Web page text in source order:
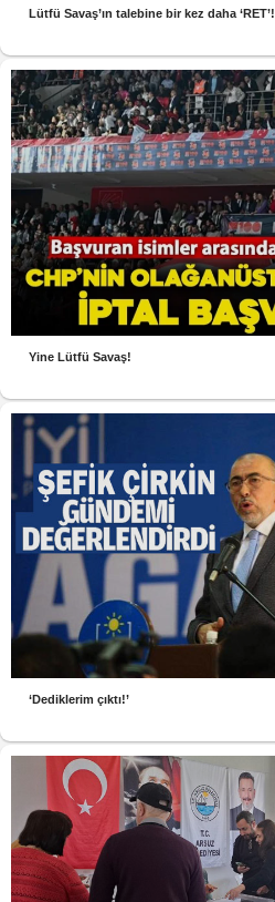
Lütfü Savaş’ın talebine bir kez daha ‘RET’!
Yine Lütfü Savaş!
‘Dediklerim çıktı!’